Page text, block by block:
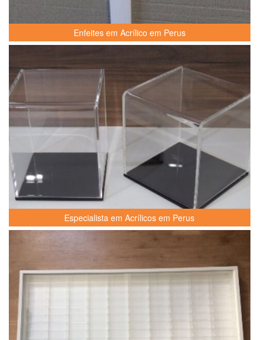
Enfeites em Acrílico em Perus
Especialista em Acrílicos em Perus